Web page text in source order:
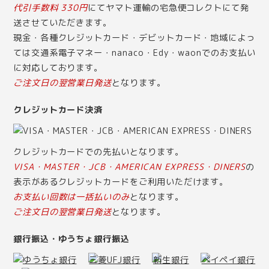
代引手数料 330円にてヤマト運輸の宅急便コレクトにて発
送させていただきます。
現金・各種クレジットカード・デビットカード・地域によっ
ては交通系電子マネー・nanaco・Edy・waonでのお支払い
に対応しております。
ご注文日の翌営業日発送となります。
クレジットカード決済
クレジットカードでの先払いとなります。
VISA・MASTER・JCB・AMERICAN EXPRESS・DINERSの
表示があるクレジットカードをご利用いただけます。
お支払い回数は一括払いのみとなります。
ご注文日の翌営業日発送となります。
銀行振込・ゆうちょ銀行振込